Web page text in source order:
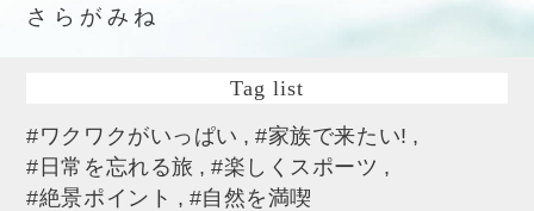
さらがみね
Tag list
#ワクワクがいっぱい
#家族で来たい!
#日常を忘れる旅
#楽しくスポーツ
#絶景ポイント
#自然を満喫